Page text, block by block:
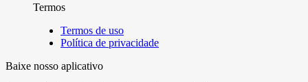
Termos
Termos de uso
Política de privacidade
Baixe nosso aplicativo